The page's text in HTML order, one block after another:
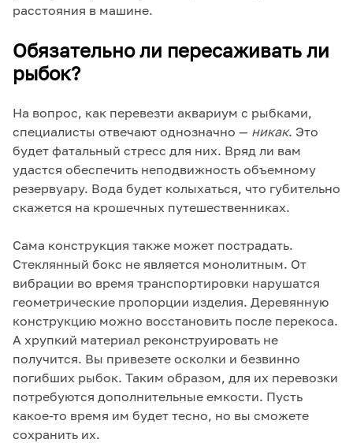
расстояния в машине.
Обязательно ли пересаживать ли
рыбок?
На вопрос, как перевезти аквариум с рыбками,
специалисты отвечают однозначно — никак. Это
будет фатальный стресс для них. Вряд ли вам
удастся обеспечить неподвижность объемному
резервуару. Вода будет колыхаться, что губительно
скажется на крошечных путешественниках.
Сама конструкция также может пострадать.
Стеклянный бокс не является монолитным. От
вибрации во время транспортировки нарушатся
геометрические пропорции изделия. Деревянную
конструкцию можно восстановить после перекоса.
А хрупкий материал реконструировать не
получится. Вы привезете осколки и безвинно
погибших рыбок. Таким образом, для их перевозки
потребуются дополнительные емкости. Пусть
какое-то время им будет тесно, но вы сможете
сохранить их.